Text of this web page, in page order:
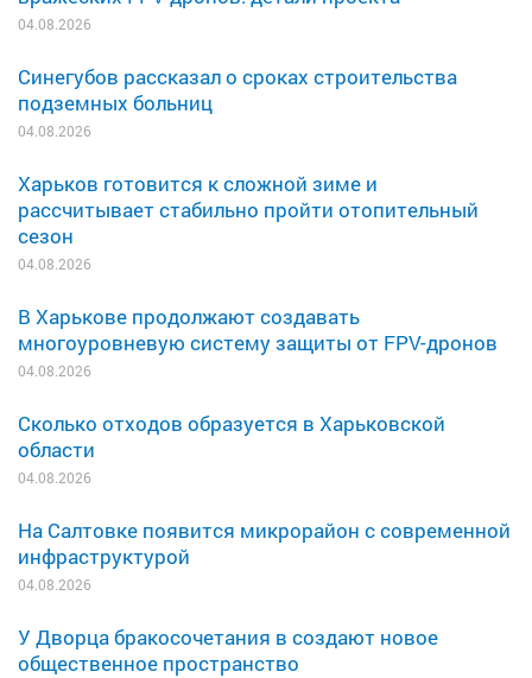
04.08.2026
Синегубов рассказал о сроках строительства
подземных больниц
04.08.2026
Харьков готовится к сложной зиме и
рассчитывает стабильно пройти отопительный
сезон
04.08.2026
В Харькове продолжают создавать
многоуровневую систему защиты от FPV-дронов
04.08.2026
Сколько отходов образуется в Харьковской
области
04.08.2026
На Салтовке появится микрорайон с современной
инфраструктурой
04.08.2026
У Дворца бракосочетания в создают новое
общественное пространство